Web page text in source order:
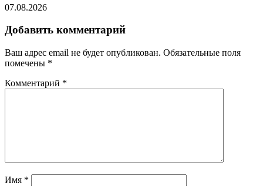
07.08.2026
Добавить комментарий
Ваш адрес email не будет опубликован. Обязательные поля
помечены *
Комментарий *
Имя *